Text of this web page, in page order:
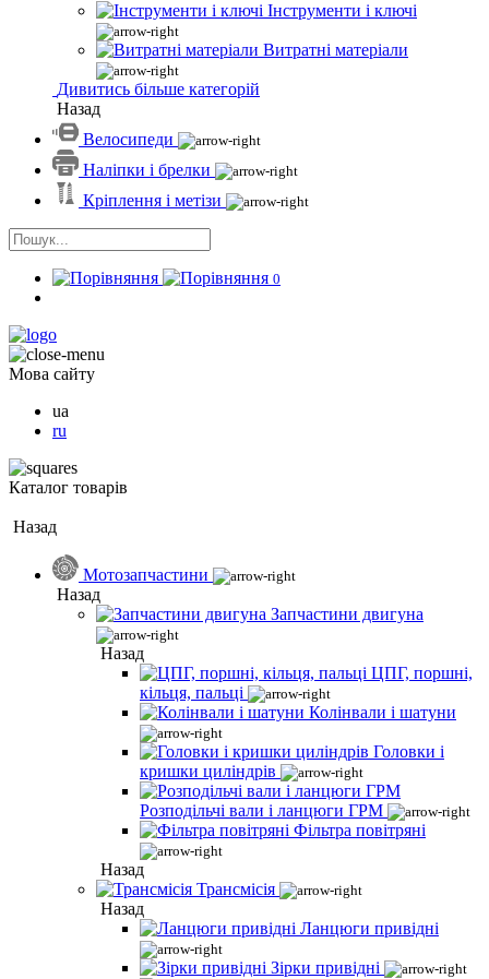
Інструменти і ключі
Витратні матеріали
Дивитись більше категорій
Назад
Велосипеди
Наліпки і брелки
Кріплення і метізи
0
Мова сайту
ua
ru
Каталог товарів
Назад
Мотозапчастини
Назад
Запчастини двигуна
Назад
ЦПГ, поршні,
кільця, пальці
Колінвали і шатуни
Головки і
кришки циліндрів
Розподільчі вали і ланцюги ГРМ
Фільтра повітряні
Назад
Трансмісія
Назад
Ланцюги привідні
Зірки привідні